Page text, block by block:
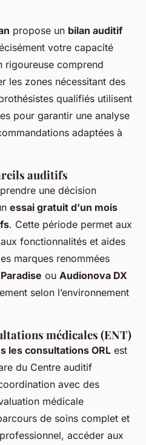
propose un bilan auditif
votre capacité
rigoureuse comprend
les zones nécessitant des
qualifiés utilisent
pour garantir une analyse
adaptées à
auditifs
une décision
essai gratuit d'un mois
. Cette période permet aux
fonctionnalités et aides
marques renommées
ou Audionova DX
selon l’environnement
médicales (ENT)
les consultations ORL est
du Centre auditif
avec des
médicale
de soins complet et
accéder aux